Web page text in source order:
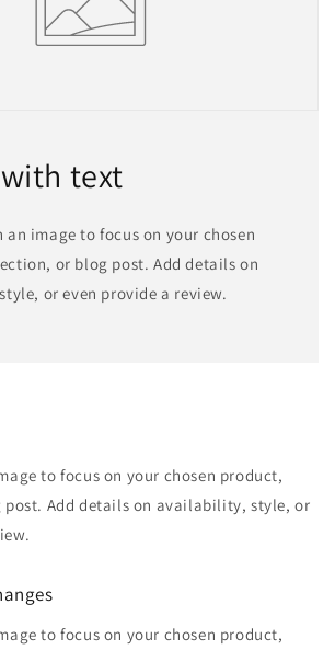
text
image to focus on your chosen
or blog post. Add details on
or even provide a review.
to focus on your chosen product,
Add details on availability, style, or
to focus on your chosen product,